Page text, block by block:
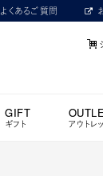
よくあるご質問
GIFT
ギフト アウトレ